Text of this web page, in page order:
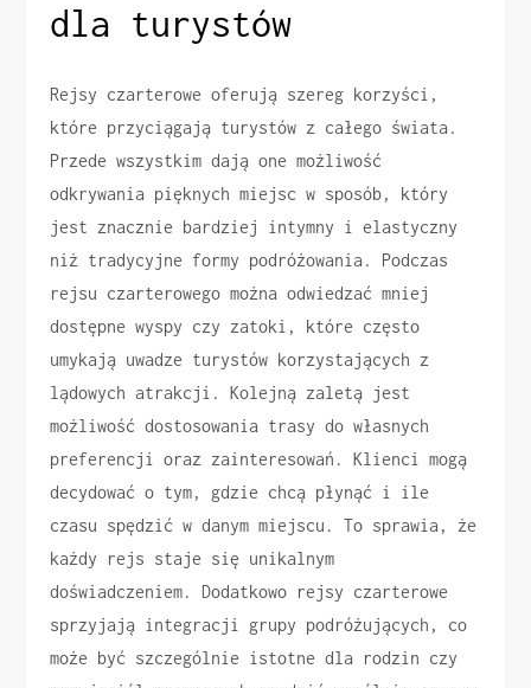
dla turystów
Rejsy czarterowe oferują szereg korzyści,
które przyciągają turystów z całego świata.
Przede wszystkim dają one możliwość
odkrywania pięknych miejsc w sposób, który
jest znacznie bardziej intymny i elastyczny
niż tradycyjne formy podróżowania. Podczas
rejsu czarterowego można odwiedzać mniej
dostępne wyspy czy zatoki, które często
umykają uwadze turystów korzystających z
lądowych atrakcji. Kolejną zaletą jest
możliwość dostosowania trasy do własnych
preferencji oraz zainteresowań. Klienci mogą
decydować o tym, gdzie chcą płynąć i ile
czasu spędzić w danym miejscu. To sprawia, że
każdy rejs staje się unikalnym
doświadczeniem. Dodatkowo rejsy czarterowe
sprzyjają integracji grupy podróżujących, co
może być szczególnie istotne dla rodzin czy